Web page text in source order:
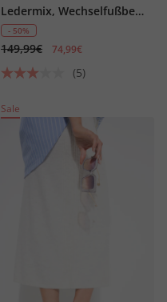
Ledermix, Wechselfußbett,
Weite H
- 50%
149,99€ 74,99€
(5)
Sale